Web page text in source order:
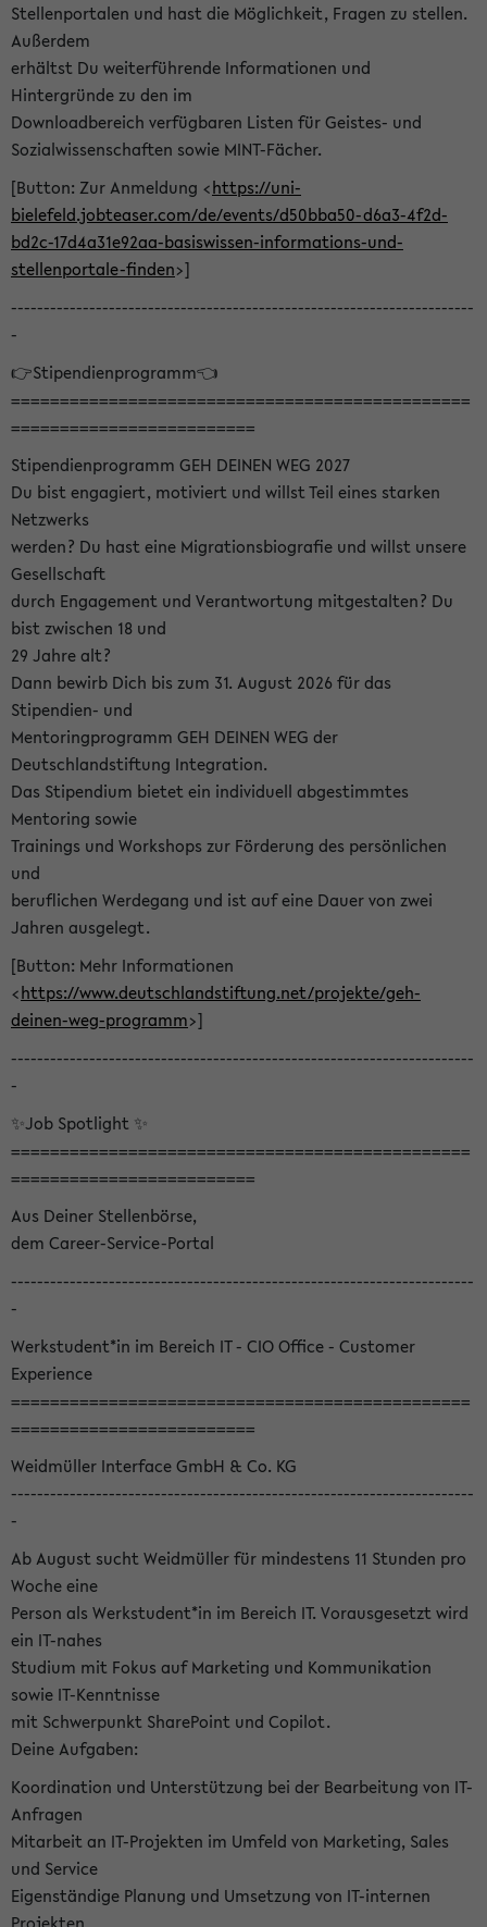
Stellenportalen und hast die Möglichkeit, Fragen zu stellen.
Außerdem
erhältst Du weiterführende Informationen und
Hintergründe zu den im
Downloadbereich verfügbaren Listen für Geistes- und
Sozialwissenschaften sowie MINT-Fächer.
[Button: Zur Anmeldung <https://uni-
bielefeld.jobteaser.com/de/events/d50bba50-d6a3-4f2d-
bd2c-17d4a31e92aa-basiswissen-informations-und-
stellenportale-finden>]
-----------------------------------------------------------------------
-
👉Stipendienprogramm👈
===============================================
=========================
Stipendienprogramm GEH DEINEN WEG 2027
Du bist engagiert, motiviert und willst Teil eines starken
Netzwerks
werden? Du hast eine Migrationsbiografie und willst unsere
Gesellschaft
durch Engagement und Verantwortung mitgestalten? Du
bist zwischen 18 und
29 Jahre alt?
Dann bewirb Dich bis zum 31. August 2026 für das
Stipendien- und
Mentoringprogramm GEH DEINEN WEG der
Deutschlandstiftung Integration.
Das Stipendium bietet ein individuell abgestimmtes
Mentoring sowie
Trainings und Workshops zur Förderung des persönlichen
und
beruflichen Werdegang und ist auf eine Dauer von zwei
Jahren ausgelegt.
[Button: Mehr Informationen
<https://www.deutschlandstiftung.net/projekte/geh-
deinen-weg-programm>]
-----------------------------------------------------------------------
-
✨Job Spotlight ✨
===============================================
=========================
Aus Deiner Stellenbörse,
dem Career-Service-Portal
-----------------------------------------------------------------------
-
Werkstudent*in im Bereich IT - CIO Office - Customer
Experience
===============================================
=========================
Weidmüller Interface GmbH & Co. KG
-----------------------------------------------------------------------
-
Ab August sucht Weidmüller für mindestens 11 Stunden pro
Woche eine
Person als Werkstudent*in im Bereich IT. Vorausgesetzt wird
ein IT-nahes
Studium mit Fokus auf Marketing und Kommunikation
sowie IT-Kenntnisse
mit Schwerpunkt SharePoint und Copilot.
Deine Aufgaben:
Koordination und Unterstützung bei der Bearbeitung von IT-
Anfragen
Mitarbeit an IT-Projekten im Umfeld von Marketing, Sales
und Service
Eigenständige Planung und Umsetzung von IT-internen